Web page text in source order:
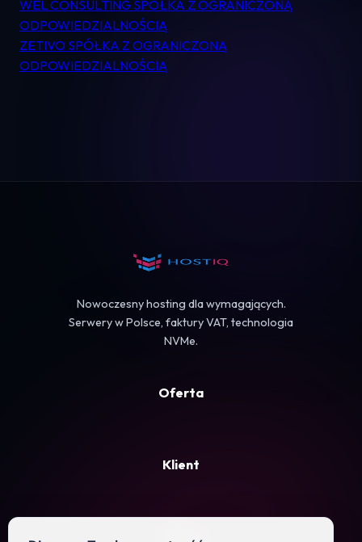
Pomoc
Kontakt
Nawigacja
wpisu
WEL CONSULTING SPÓŁKA Z OGRANICZONĄ
ODPOWIEDZIALNOŚCIĄ
ZETIVO SPÓŁKA Z OGRANICZONĄ
ODPOWIEDZIALNOŚCIĄ
Nowoczesny hosting dla wymagających.
Serwery w Polsce, faktury VAT, technologia
NVMe.
Oferta
Klient
Firma